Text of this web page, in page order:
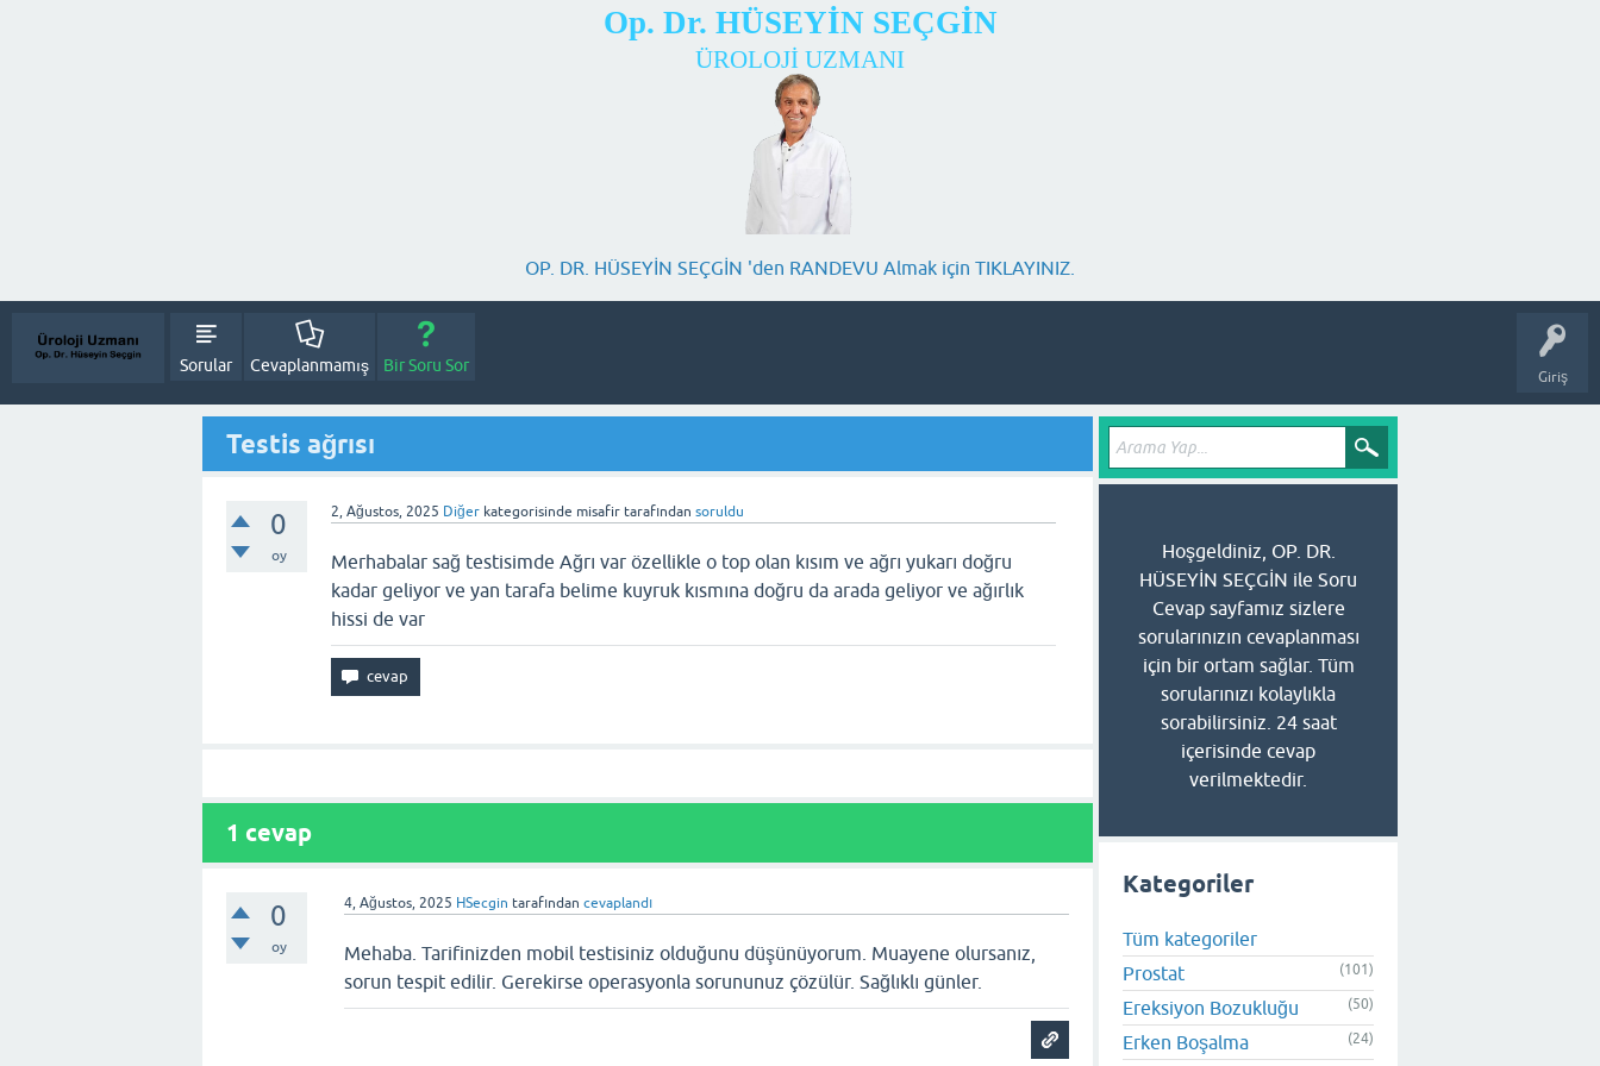
Op. Dr. HÜSEYİN SEÇGİN
ÜROLOJİ UZMANI
OP. DR. HÜSEYİN SEÇGİN 'den RANDEVU Almak için TIKLAYINIZ.
Giriş
Sorular Cevaplanmamış Bir Soru Sor
Testis ağrısı
0
oy
2, Ağustos, 2025 Diğer kategorisinde misafir tarafından soruldu
Merhabalar sağ testisimde Ağrı var özellikle o top olan kısım ve ağrı yukarı doğru
kadar geliyor ve yan tarafa belime kuyruk kısmına doğru da arada geliyor ve ağırlık
hissi de var
1 cevap
0
oy
4, Ağustos, 2025 HSecgin tarafından cevaplandı
Mehaba. Tarifinizden mobil testisiniz olduğunu düşünüyorum. Muayene olursanız,
sorun tespit edilir. Gerekirse operasyonla sorununuz çözülür. Sağlıklı günler.
Hoşgeldiniz, OP. DR.
HÜSEYİN SEÇGİN ile Soru
Cevap sayfamız sizlere
sorularınızın cevaplanması
için bir ortam sağlar. Tüm
sorularınızı kolaylıkla
sorabilirsiniz. 24 saat
içerisinde cevap
verilmektedir.
Kategoriler
Tüm kategoriler
Prostat
(101)
Ereksiyon Bozukluğu (50)
Erken Boşalma (24)